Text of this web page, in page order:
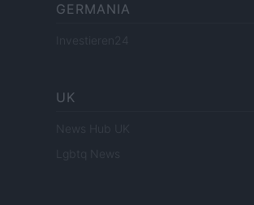
GERMANIA
Investieren24
UK
News Hub UK
Lgbtq News